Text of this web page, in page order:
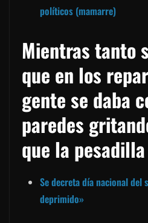
políticos (mamarre)
Mientras tanto
que en los
gente se daba
paredes
que la
Se decreta día nacional del
deprimido»